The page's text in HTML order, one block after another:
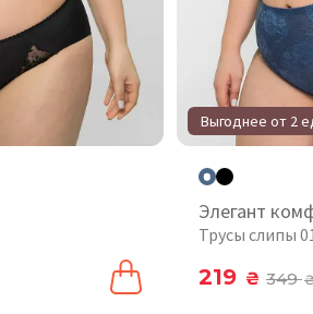
Выгоднее от 2
Элегант
Трусы слипы
219 ₴ 349